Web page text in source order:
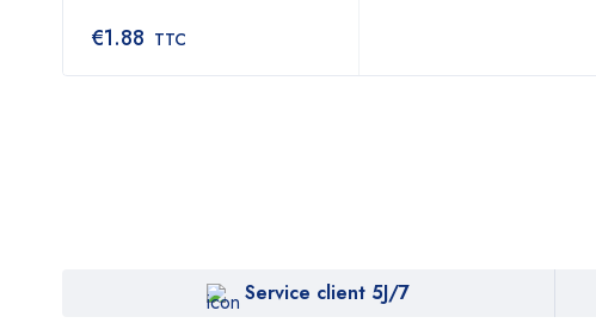
€1.88 TTC
Service client 5J/7